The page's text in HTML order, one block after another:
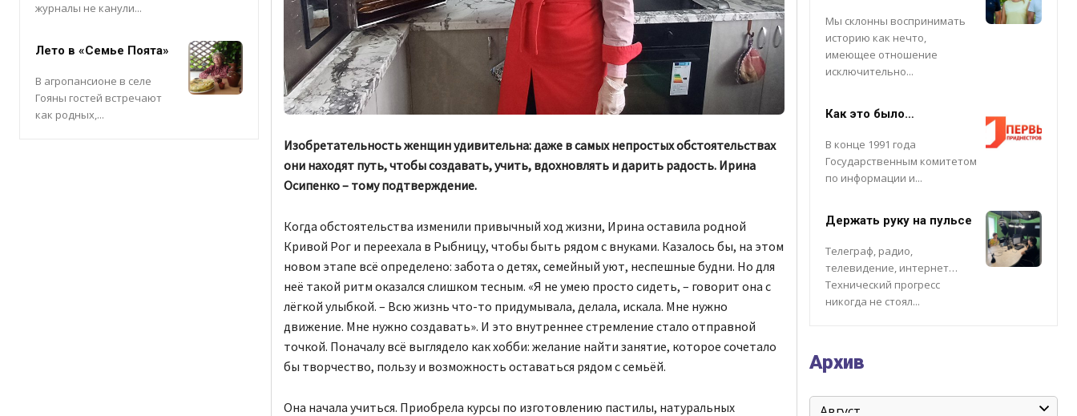
журналы не канули...
Лето в «Семье Поята»
В агропансионе в селе
Гояны гостей встречают
как родных,...
Изобретательность женщин удивительна: даже в самых непростых обстоятельствах
они находят путь, чтобы создавать, учить, вдохновлять и дарить радость. Ирина
Осипенко – тому подтверждение.
Когда обстоятельства изменили привычный ход жизни, Ирина оставила родной
Кривой Рог и переехала в Рыбницу, чтобы быть рядом с внуками. Казалось бы, на этом
новом этапе всё определено: забота о детях, семейный уют, неспешные будни. Но для
неё такой ритм оказался слишком тесным. «Я не умею просто сидеть, – говорит она с
лёгкой улыбкой. – Всю жизнь что-то придумывала, делала, искала. Мне нужно
движение. Мне нужно создавать». И это внутреннее стремление стало отправной
точкой. Поначалу всё выглядело как хобби: желание найти занятие, которое сочетало
бы творчество, пользу и возможность оставаться рядом с семьёй.
Она начала учиться. Приобрела курсы по изготовлению пастилы, натуральных
Мы склонны воспринимать
историю как нечто,
имеющее отношение
исключительно...
Как это было…
В конце 1991 года
Государственным комитетом
по информации и...
Держать руку на пульсе
Телеграф, радио,
телевидение, интернет…
Технический прогресс
никогда не стоял...
Архив